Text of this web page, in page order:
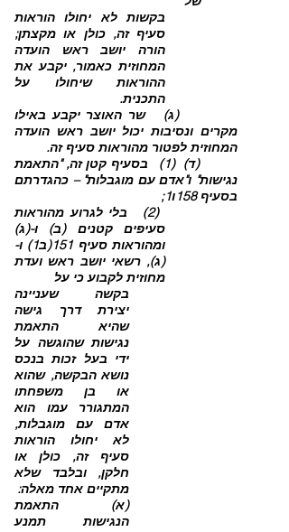
בקשות לא יחולו הוראות
סעיף זה, כולן או מקצתן;
הורה יושב ראש הועדה
המחוזית כאמור, יקבע את
ההוראות שיחולו על
התכנית.
(ג) שר האוצר יקבע באילו
מקרים ונסיבות יכול יושב ראש הועדה
המחוזית לפטור מהוראות סעיף זה.
(ד) (1) בסעיף קטן זה, "התאמת
נגישות" ו"אדם עם מוגבלות" – כהגדרתם
בסעיף 158ו1;
(2) בלי לגרוע מהוראות
סעיפים קטנים (ב) ו-(ג)
ומהוראות סעיף 151(ב1) ו-
(ג), רשאי יושב ראש ועדת
מחוזית לקבוע כי על
בקשה שעניינה
יצירת דרך גישה
שהיא התאמת
נגישות שהוגשה על
ידי בעל זכות בנכס
נושא הבקשה, שהוא
או בן משפחתו
המתגורר עמו הוא
אדם עם מוגבלות,
לא יחולו הוראות
סעיף זה, כולן או
חלקן, ובלבד שלא
מתקיים אחד מאלה:
(א) התאמת
הנגישות תמנע